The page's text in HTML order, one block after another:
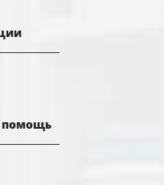
помощь